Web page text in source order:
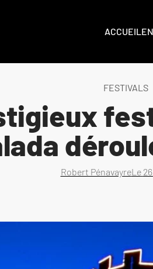
ACCUEIL
FESTIVALS
Robert PénavayreLe